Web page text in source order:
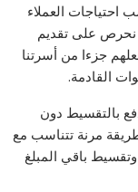
العملاء
نحرص على تقديم
جزءا من أسرتنا
القادمة.
بالتقسيط دون
مرنة تتناسب مع
باقي المبلغ